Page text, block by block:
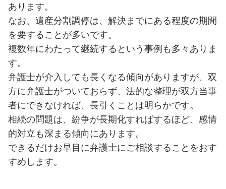
あります。
なお、遺産分割調停は、解決までにある程度の期間
を要することが多いです。
複数年にわたって継続するという事例も多々ありま
す。
弁護士が介入しても長くなる傾向がありますが、双
方に弁護士がついておらず、法的な整理が双方当事
者にできなければ、長引くことは明らかです。
相続の問題は、紛争が長期化すればするほど、感情
的対立も深まる傾向にあります。
できるだけお早目に弁護士にご相談することをおす
すめします。